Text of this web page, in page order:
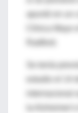
apuntó en un
Clínica Mayo
Se tenía